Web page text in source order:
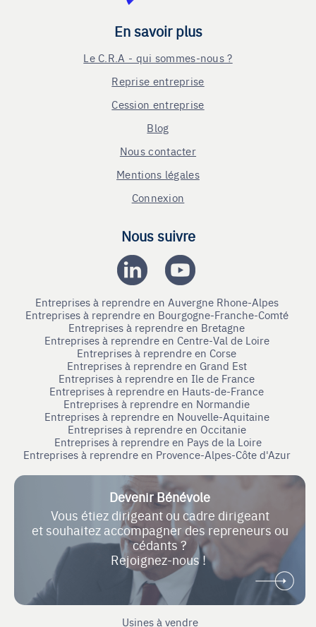
En savoir plus
Le C.R.A - qui sommes-nous ?
Reprise entreprise
Cession entreprise
Blog
Nous contacter
Mentions légales
Connexion
Nous suivre
Entreprises à reprendre en Auvergne Rhone-Alpes
Entreprises à reprendre en Bourgogne-Franche-Comté
Entreprises à reprendre en Bretagne
Entreprises à reprendre en Centre-Val de Loire
Entreprises à reprendre en Corse
Entreprises à reprendre en Grand Est
Entreprises à reprendre en Ile de France
Entreprises à reprendre en Hauts-de-France
Entreprises à reprendre en Normandie
Entreprises à reprendre en Nouvelle-Aquitaine
Entreprises à reprendre en Occitanie
Entreprises à reprendre en Pays de la Loire
Entreprises à reprendre en Provence-Alpes-Côte d'Azur
Devenir Bénévole
Vous étiez dirigeant ou cadre dirigeant
et souhaitez accompagner des repreneurs ou
cédants ?
Rejoignez-nous !
Usines à vendre